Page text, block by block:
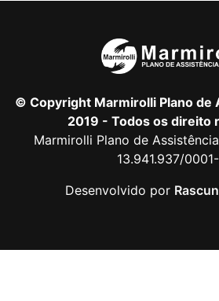
© Copyright Marmirolli Plano de
2019 - Todos os direito
Marmirolli Plano de
13.941.937/
Desenvolvido por